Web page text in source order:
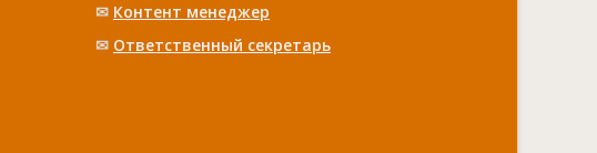
✉ Контент менеджер
✉ Ответственный cекретарь